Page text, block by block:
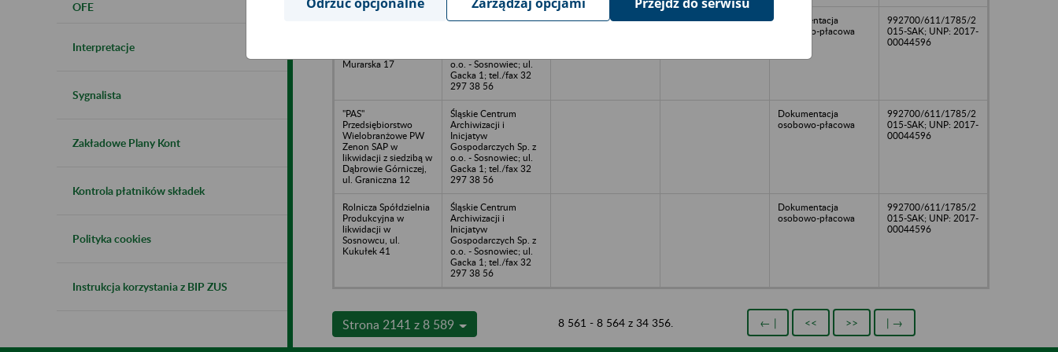
OFE
Interpretacje
Sygnalista
Zakładowe Plany Kont
Kontrola płatników składek
Polityka cookies
Instrukcja korzystania z BIP ZUS
Murarska 17
Śląskie Centrum
o.o. - Sosnowiec; ul.
Gacka 1; tel./fax 32
297 38 56
Dokumentacja
osobowo-płacowa
992700/611/1785/2
015-SAK; UNP: 2017-
00044596
"PAS"
Przedsiębiorstwo
Wielobranżowe PW
Zenon SAP w
likwidacji z siedzibą w
Dąbrowie Górniczej,
ul. Graniczna 12
Śląskie Centrum
Archiwizacji i
Inicjatyw
Gospodarczych Sp. z
o.o. - Sosnowiec; ul.
Gacka 1; tel./fax 32
297 38 56
Dokumentacja
osobowo-płacowa
992700/611/1785/2
015-SAK; UNP: 2017-
00044596
Rolnicza Spółdzielnia
Produkcyjna w
likwidacji w
Sosnowcu, ul.
Kukułek 41
Śląskie Centrum
Archiwizacji i
Inicjatyw
Gospodarczych Sp. z
o.o. - Sosnowiec; ul.
Gacka 1; tel./fax 32
297 38 56
Dokumentacja
osobowo-płacowa
992700/611/1785/2
015-SAK; UNP: 2017-
00044596
Strona 2141 z 8 589 8 561 - 8 564 z 34 356. ← | << >> | →